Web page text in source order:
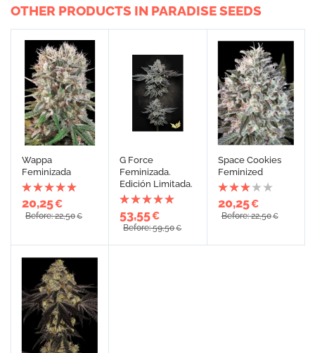
OTHER PRODUCTS IN PARADISE SEEDS
Wappa
Feminizada
20,25€
Before: 22,50€
G Force
Feminizada.
Edición Limitada.
53,55€
Before: 59,50€
Space Cookies
Feminized
20,25€
Before: 22,50€